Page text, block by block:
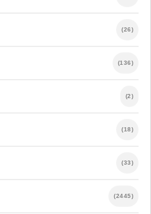
(26)
(136)
(2)
(18)
(33)
(2445)